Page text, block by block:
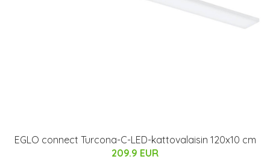
EGLO connect Turcona-C-LED-kattovalaisin 120x10 cm
209.9 EUR